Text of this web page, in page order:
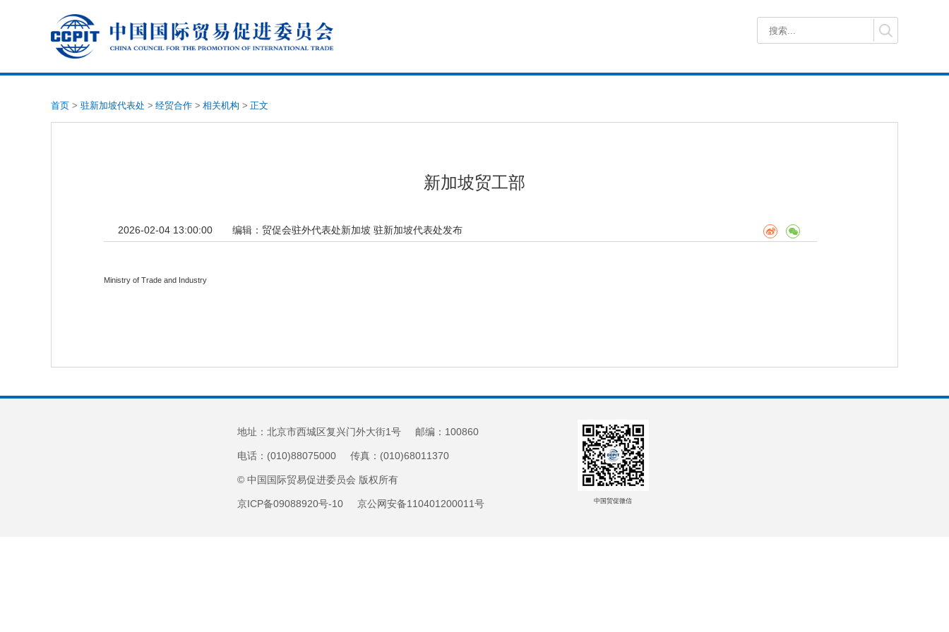
首页 > 驻新加坡代表处 > 经贸合作 > 相关机构 > 正文
新加坡贸工部
2026-02-04 13:00:00 编辑： 贸促会驻外代表处新加坡 驻新加坡代表处发布
Ministry of Trade and Industry
地址：北京市西城区复兴门外大街1号 邮编：100860
电话：(010)88075000 传真：(010)68011370
© 中国国际贸易促进委员会 版权所有
京ICP备09088920号-10 京公网安备110401200011号 中国贸促微信